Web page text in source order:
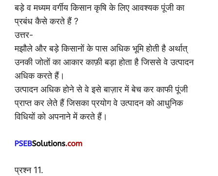
बड़े व मध्यम वर्गीय किसान कृषि के लिए आवश्यक पूंजी का
प्रबंध कैसे करते हैं ?
उत्तर-
मझौले और बड़े किसानों के पास अधिक भूमि होती है अर्थात्
उनकी जोतों का आकार काफ़ी बड़ा होता है जिससे वे उत्पादन
अधिक करते हैं।
उत्पादन अधिक होने से वे इसे बाज़ार में बेच कर काफी पूंजी
प्राप्त कर लेते हैं जिसका प्रयोग वे उत्पादन को आधुनिक
विधियों को अपनाने में करते हैं।
प्रश्न 11.